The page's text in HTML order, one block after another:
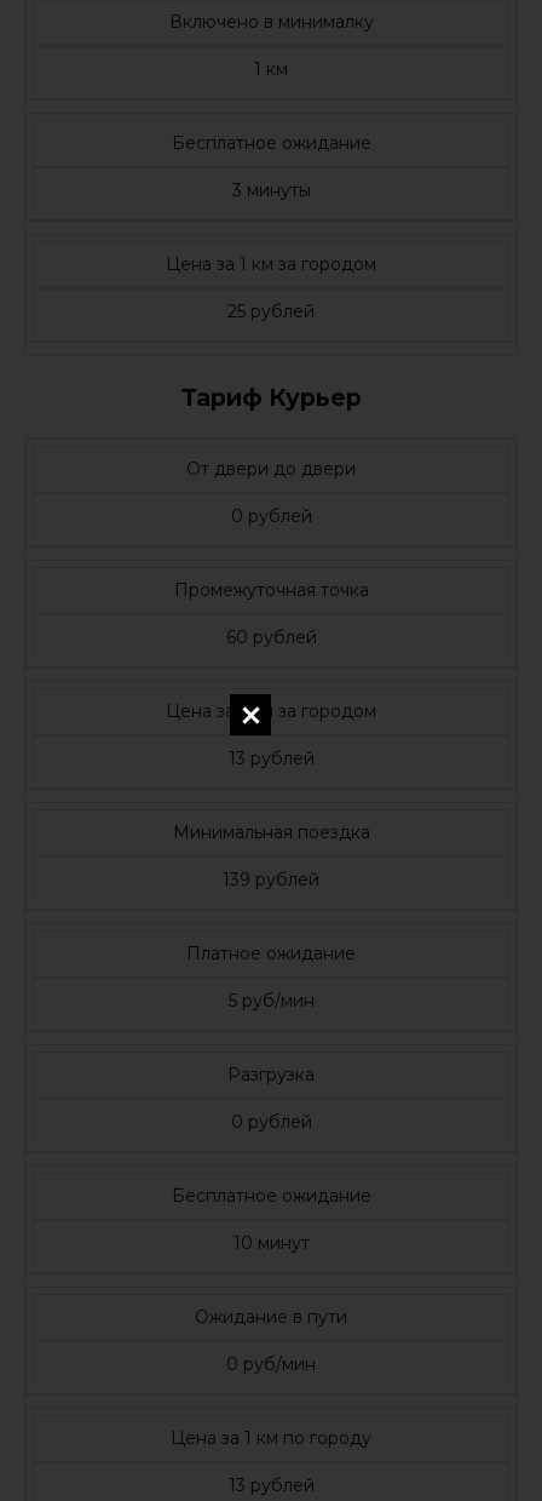
Включено в минималку
1 км
Бесплатное ожидание
3 минуты
Цена за 1 км за городом
25 рублей
Тариф Курьер
От двери до двери
0 рублей
Промежуточная точка
60 рублей
Цена за 1 км за городом
13 рублей
Минимальная поездка
139 рублей
Платное ожидание
5 руб/мин
Разгрузка
0 рублей
Бесплатное ожидание
10 минут
Ожидание в пути
0 руб/мин
Цена за 1 км по городу
13 рублей